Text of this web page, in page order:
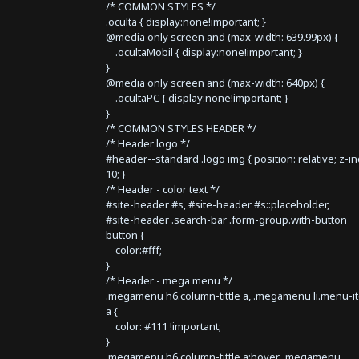
/* COMMON STYLES */
.oculta { display:none!important; }
@media only screen and (max-width: 639.99px) {
.ocultaMobil { display:none!important; }
}
@media only screen and (max-width: 640px) {
.ocultaPC { display:none!important; }
}
/* COMMON STYLES HEADER */
/* Header logo */
#header--standard .logo img { position: relative; z-
10; }
/* Header - color text */
#site-header #s, #site-header #s::placeholder,
#site-header .search-bar .form-group.with-button
button {
color:#fff;
}
/* Header - mega menu */
.megamenu h6.column-tittle a, .megamenu li.menu-
a {
color: #111 !important;
}